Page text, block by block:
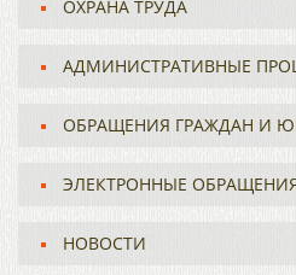
ОХРАНА ТРУДА
АДМИНИСТРАТИВНЫЕ
ОБРАЩЕНИЯ ГРАЖДАН И
ЭЛЕКТРОННЫЕ
НОВОСТИ